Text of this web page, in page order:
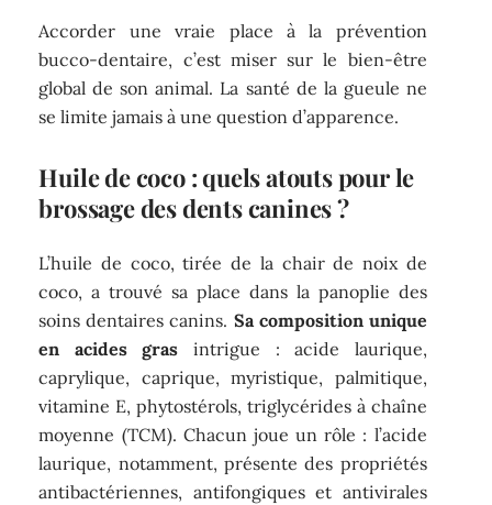
Accorder une vraie place à la prévention
bucco-dentaire, c’est miser sur le bien-être
global de son animal. La santé de la gueule ne
se limite jamais à une question d’apparence.
Huile de coco : quels atouts pour le
brossage des dents canines ?
L’huile de coco, tirée de la chair de noix de
coco, a trouvé sa place dans la panoplie des
soins dentaires canins. Sa composition unique
en acides gras intrigue : acide laurique,
caprylique, caprique, myristique, palmitique,
vitamine E, phytostérols, triglycérides à chaîne
moyenne (TCM). Chacun joue un rôle : l’acide
laurique, notamment, présente des propriétés
antibactériennes, antifongiques et antivirales